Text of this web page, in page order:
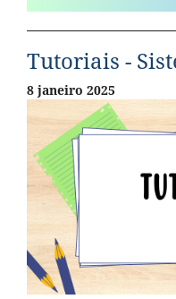
Tutoriais -
8 janeiro 2025